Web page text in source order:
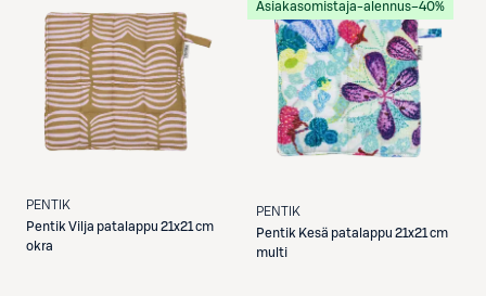
PENTIK
Pentik Vilja patalappu 21x21 cm
okra
Asiakasomistaja-alennus−40%
PENTIK
Pentik Kesä patalappu 21x21 cm
multi